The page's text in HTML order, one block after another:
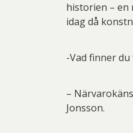
historien –
idag då
-Vad finner
–
Jonsson.